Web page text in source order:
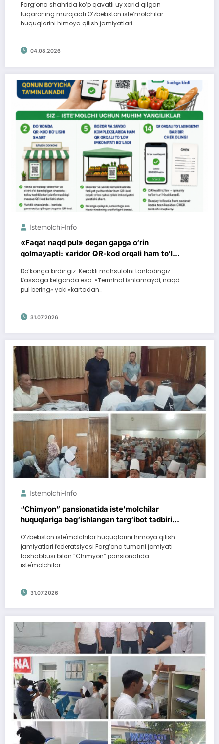
Farg‘ona shahrida ko‘p qavatli uy xarid qilgan
fuqaroning murojaati O‘zbekiston iste’molchilar
huquqlarini himoya qilish jamiyatlari…
04.08.2026
Istemolchi-Info
«Faqat naqd pul» degan gapga o‘rin
qolmayapti: xaridor QR-kod orqali ham to‘lay
Do‘konga kirdingiz. Kerakli mahsulotni tanladingiz.
Kassaga kelganda esa: «Terminal ishlamaydi, naqd
pul bering» yoki «kartadan…
31.07.2026
Istemolchi-Info
“Chimyon” pansionatida iste’molchilar
huquqlariga bag‘ishlangan targ‘ibot tadbiri
O‘zbekiston iste'molchilar huquqlarini himoya qilish
jamiyatlari federatsiyasi Farg‘ona tumani jamiyati
tashabbusi bilan “Chimyon” pansionatida
iste'molchilar…
31.07.2026